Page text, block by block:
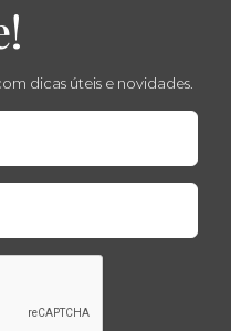
dicas úteis e novidades.